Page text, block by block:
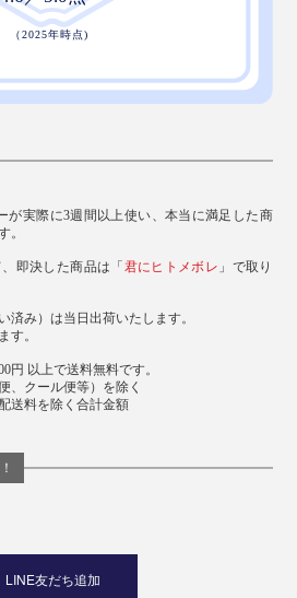
が実際に3週間以上使い、本当に満足した商
。
即決した商品は「君にヒトメボレ 」で取り
済み）は当日出荷いたします。
す。
円 以上で送料無料です。
、クール便等）を除く
送料を除く合計金額
LINE友だち追加